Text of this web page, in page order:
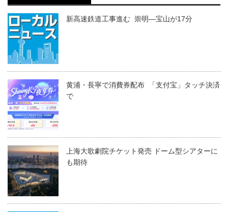
新高速鉄道工事進む 崇明―宝山が17分
黄浦・長寧で消費券配布 「支付宝」タッチ決済
で
上海大歌劇院チケット発売 ドーム型シアターに
も期待